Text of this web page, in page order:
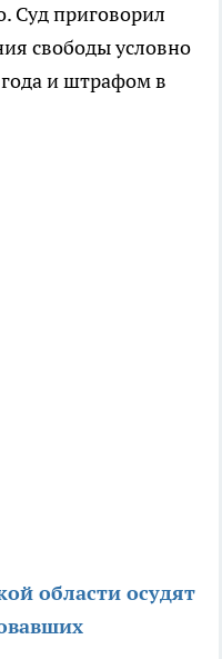
Суд приговорил
свободы условно
и штрафом в
области осудят